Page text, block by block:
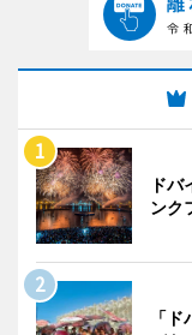
ド
ンク
「